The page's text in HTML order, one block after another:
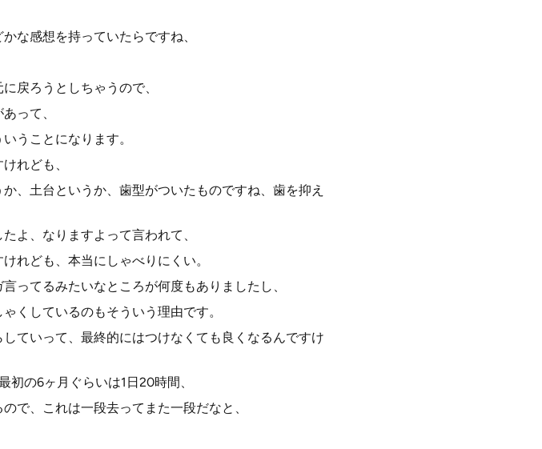
な感想を持っていたらですね、
戻ろうとしちゃうので、
って、
うことになります。
れども、
、土台というか、歯型がついたものですね、歯を抑え
よ、なりますよって言われて、
れども、本当にしゃべりにくい。
ってるみたいなところが何度もありましたし、
くしているのもそういう理由です。
ていって、最終的にはつけなくても良くなるんですけ
の6ヶ月ぐらいは1日20時間、
で、これは一段去ってまた一段だなと、